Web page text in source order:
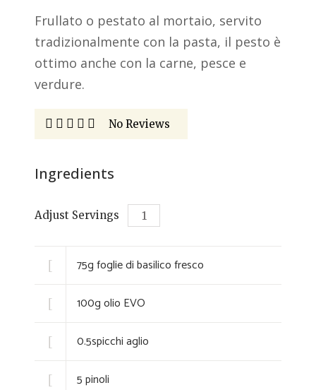
Frullato o pestato al mortaio, servito
tradizionalmente con la pasta, il pesto è
ottimo anche con la carne, pesce e
verdure.
No Reviews
Ingredients
Adjust Servings
75gfoglie di basilico fresco
100golio EVO
0.5spicchiaglio
5pinoli